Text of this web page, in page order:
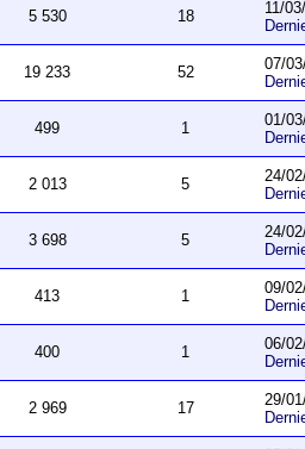
5 530 18
11/
19 233 52
07/
499 1
01/
2 013 5
24/
3 698 5
24/
413 1
09/
400 1
06/
2 969 17
29/